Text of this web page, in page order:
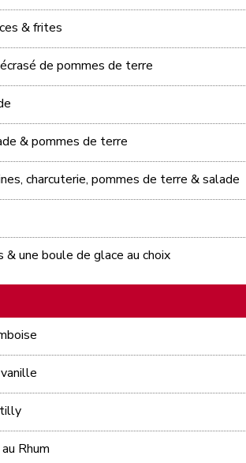
& frites
de pommes de terre
& pommes de terre
charcuterie, pommes de terre & salade
une boule de glace au choix
Rhum